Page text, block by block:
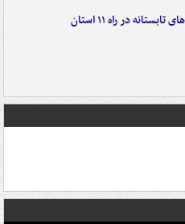
در راه ۱۱ استان